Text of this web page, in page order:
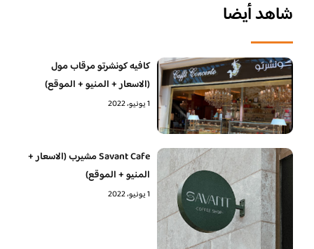
شاهد أيضا
كافيه كونشرتو مرقاب مول
(الاسعار + المنيو + الموقع)
1 يونيو، 2022
Savant Cafe مشيرب (الاسعار +
المنيو + الموقع)
1 يونيو، 2022